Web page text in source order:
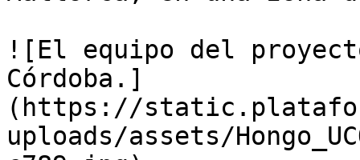
![El equipo del
Córdoba.]
(https://
uploads/assets/